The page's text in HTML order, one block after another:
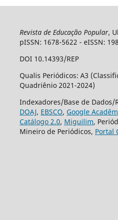
Revista de Educação Popular,
pISSN: 1678-5622 - eISSN:
DOI 10.14393/REP
Qualis Periódicos: A3
Quadriênio 2021-2024)
Indexadores/Base de Dados/
DOAJ, EBSCO, Google
Catálogo 2.0, Miguilim,
Mineiro de Periódicos, Portal